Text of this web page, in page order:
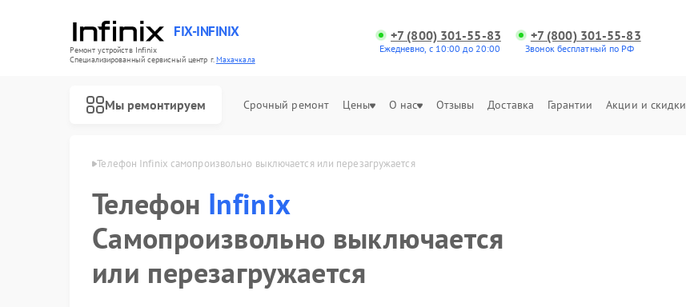
FIX-INFINIX
Ремонт устройств Infinix
Специализированный cервисный центр г.Махачкала
+7 (800) 301-55-83
Ежедневно, с 10:00 до 20:00
+7 (800) 301-55-83
Звонок бесплатный по РФ
Мы ремонтируем Срочный ремонт Цены О нас Отзывы Доставка Гарантии Акции и скидки
Infinix в Махачкале Телефон Infinix самопроизвольно выключается или перезагружается
Телефон Infinix
Самопроизвольно выключается
или перезагружается